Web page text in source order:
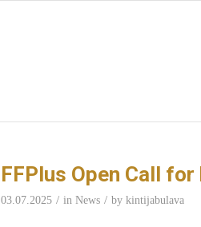
FFPlus Open Call
03.07.2025 / in News / by kintijabulava